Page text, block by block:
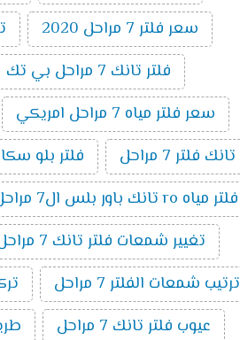
سعر فلتر 7 مراحل 2020
فلتر تانك 7 مراحل بي تك
سعر فلتر مياه 7 مراحل امريكي
تانك فلتر 7 مراحل
فلتر بلو
فلتر مياه ro تانك باور بلس ال7 مراحل
تغيير شمعات فلتر تانك 7 مراحل
ترتيب شمعات الفلتر 7 مراحل
عيوب فلتر تانك 7 مراحل